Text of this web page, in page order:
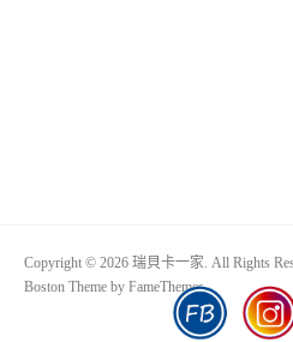
Copyright © 2026 瑞貝卡一家. All Rights
Boston Theme by FameThemes